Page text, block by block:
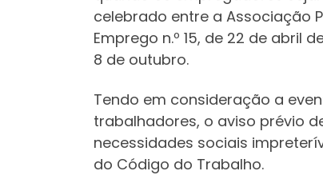
celebrado entre a Associação
Emprego n.º 15, de 22 de abril
8 de outubro.
Tendo em consideração a
trabalhadores, o aviso prévio
necessidades sociais
do Código do Trabalho.